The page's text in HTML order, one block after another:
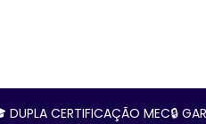
DUPLA CERTIFICAÇÃO MEC🔒